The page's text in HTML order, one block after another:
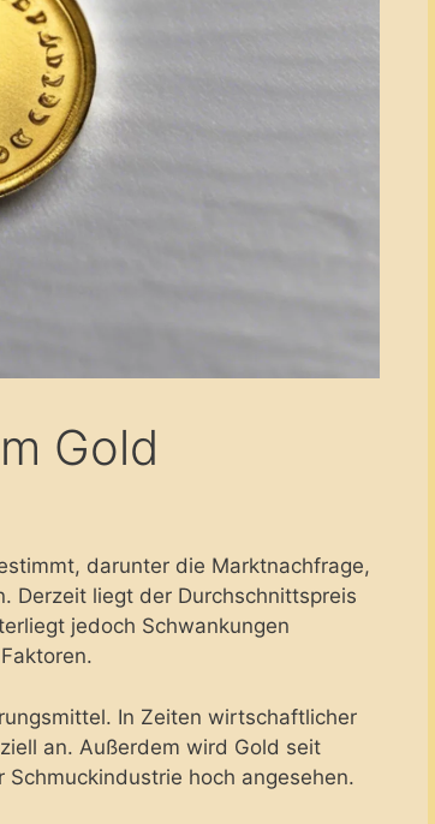
Gold
darunter die Marktnachfrage,
Derzeit liegt der Durchschnittspreis
jedoch Schwankungen
In Zeiten wirtschaftlicher
an. Außerdem wird Gold seit
hoch angesehen.